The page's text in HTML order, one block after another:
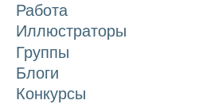
Работа
Иллюстраторы
Группы
Блоги
Конкурсы